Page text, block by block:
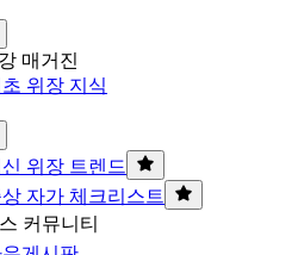
매거진
위장 지식
위장 트렌드
자가 체크리스트
커뮤니티